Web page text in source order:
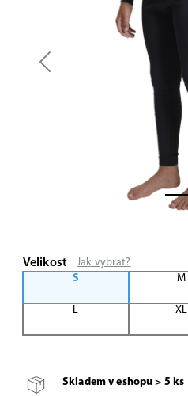
Previous
Velikost
Jak vybrat?
S
M
L XL
Skladem v eshopu > 5 ks